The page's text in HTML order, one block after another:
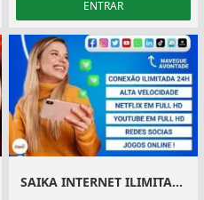
ENTRAR
SAIKA INTERNET ILIMITADA